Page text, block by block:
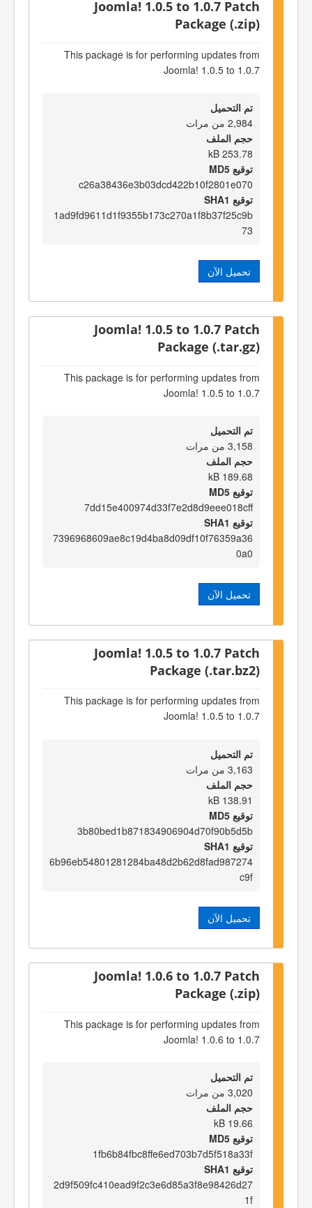
Joomla! 1.0.5 to 1.0.7 Patch
Package (.zip)
This package is for performing updates from
Joomla! 1.0.5 to 1.0.7
تم التحميل
2,984 من مرات
حجم الملف
253.78 kB
توقيع MD5
c26a38436e3b03dcd422b10f2801e070
توقيع SHA1
1ad9fd9611d1f9355b173c270a1f8b37f25c9b
73
تحميل الآن
Joomla! 1.0.5 to 1.0.7 Patch
Package (.tar.gz)
This package is for performing updates from
Joomla! 1.0.5 to 1.0.7
تم التحميل
3,158 من مرات
حجم الملف
189.68 kB
توقيع MD5
7dd15e400974d33f7e2d8d9eee018cff
توقيع SHA1
7396968609ae8c19d4ba8d09df10f76359a36
0a0
تحميل الآن
Joomla! 1.0.5 to 1.0.7 Patch
Package (.tar.bz2)
This package is for performing updates from
Joomla! 1.0.5 to 1.0.7
تم التحميل
3,163 من مرات
حجم الملف
138.91 kB
توقيع MD5
3b80bed1b871834906904d70f90b5d5b
توقيع SHA1
6b96eb54801281284ba48d2b62d8fad987274
c9f
تحميل الآن
Joomla! 1.0.6 to 1.0.7 Patch
Package (.zip)
This package is for performing updates from
Joomla! 1.0.6 to 1.0.7
تم التحميل
3,020 من مرات
حجم الملف
19.66 kB
توقيع MD5
1fb6b84fbc8ffe6ed703b7d5f518a33f
توقيع SHA1
2d9f509fc410ead9f2c3e6d85a3f8e98426d27
1f